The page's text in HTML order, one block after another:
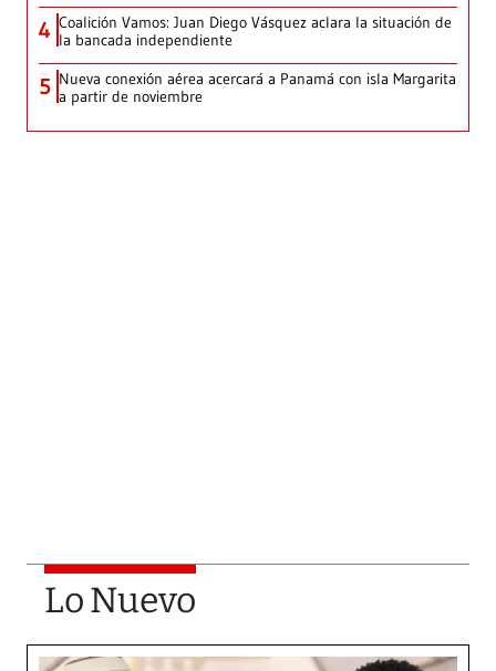
4 Coalición Vamos: Juan Diego Vásquez aclara la situación de
la bancada independiente
5 Nueva conexión aérea acercará a Panamá con isla Margarita
a partir de noviembre
Lo Nuevo